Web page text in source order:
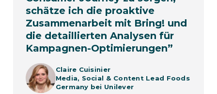
schätze ich die proaktive
Zusammenarbeit mit Bring! und
die detaillierten Analysen für
Kampagnen-Optimierungen”
Claire Cuisinier
Media, Social & Content Lead Foods
Germany bei Unilever